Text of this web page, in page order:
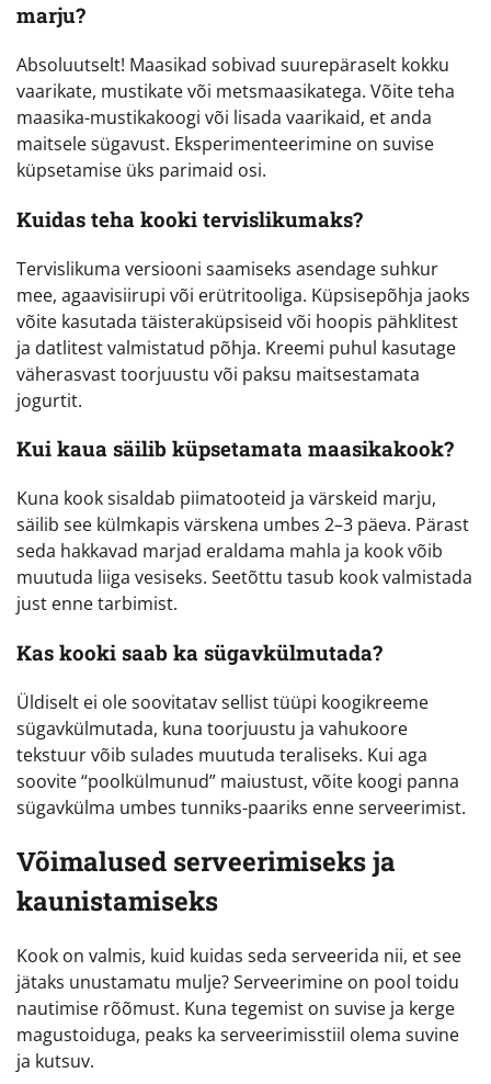
marju?
Absoluutselt! Maasikad sobivad suurepäraselt kokku
vaarikate, mustikate või metsmaasikatega. Võite teha
maasika-mustikakoogi või lisada vaarikaid, et anda
maitsele sügavust. Eksperimenteerimine on suvise
küpsetamise üks parimaid osi.
Kuidas teha kooki tervislikumaks?
Tervislikuma versiooni saamiseks asendage suhkur
mee, agaavisiirupi või erütritooliga. Küpsisepõhja jaoks
võite kasutada täisteraküpsiseid või hoopis pähklitest
ja datlitest valmistatud põhja. Kreemi puhul kasutage
väherasvast toorjuustu või paksu maitsestamata
jogurtit.
Kui kaua säilib küpsetamata maasikakook?
Kuna kook sisaldab piimatooteid ja värskeid marju,
säilib see külmkapis värskena umbes 2–3 päeva. Pärast
seda hakkavad marjad eraldama mahla ja kook võib
muutuda liiga vesiseks. Seetõttu tasub kook valmistada
just enne tarbimist.
Kas kooki saab ka sügavkülmutada?
Üldiselt ei ole soovitatav sellist tüüpi koogikreeme
sügavkülmutada, kuna toorjuustu ja vahukoore
tekstuur võib sulades muutuda teraliseks. Kui aga
soovite “poolkülmunud” maiustust, võite koogi panna
sügavkülma umbes tunniks-paariks enne serveerimist.
Võimalused serveerimiseks ja
kaunistamiseks
Kook on valmis, kuid kuidas seda serveerida nii, et see
jätaks unustamatu mulje? Serveerimine on pool toidu
nautimise rõõmust. Kuna tegemist on suvise ja kerge
magustoiduga, peaks ka serveerimisstiil olema suvine
ja kutsuv.